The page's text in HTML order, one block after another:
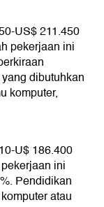
US$ 211.450
pekerjaan ini
dibutuhkan
komputer,
U$ 186.400
ini
Pendidikan
atau